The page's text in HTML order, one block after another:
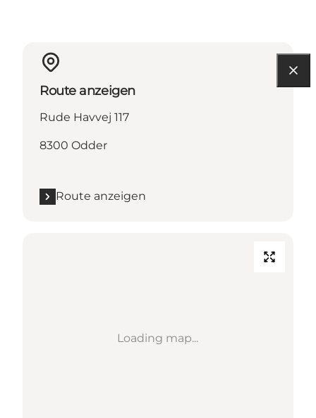
Route anzeigen
Rude Havvej 117
8300 Odder
Route anzeigen
Loading map...